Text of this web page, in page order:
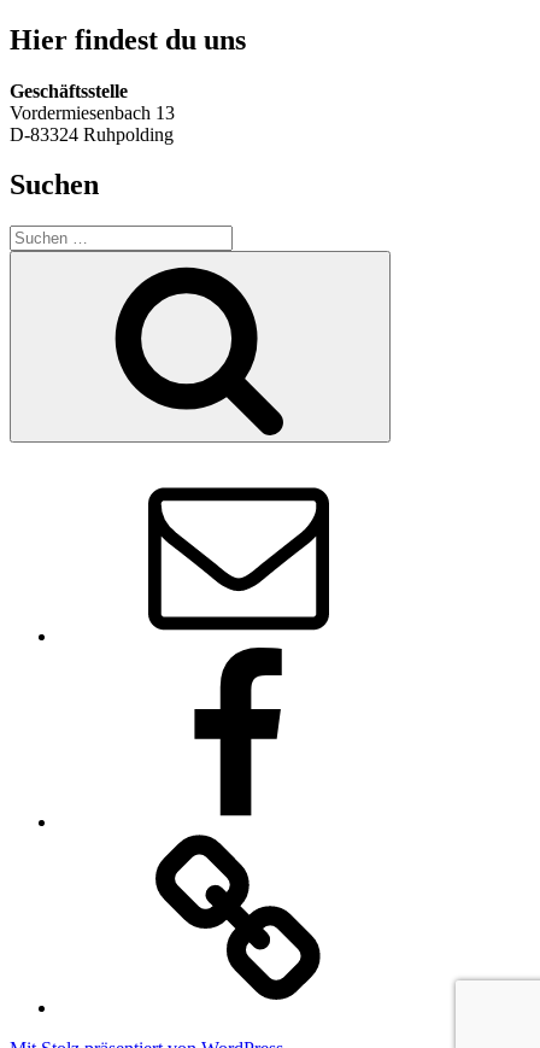
Hier findest du uns
Geschäftsstelle
Vordermiesenbach 13
D-83324 Ruhpolding
Suchen
Suche
nach: